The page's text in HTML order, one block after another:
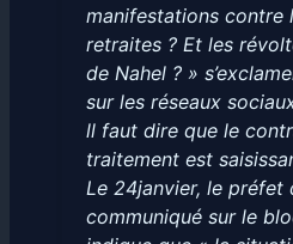
manifestations contre
retraites ? Et les
de Nahel ? »
sur les réseaux
ll faut dire que le
traitement est
Le 24janvier, le préfet
communiqué sur le